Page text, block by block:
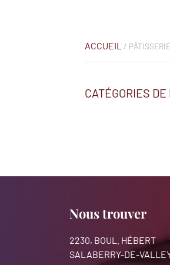
ACCUEIL /
CATÉGORIES
Nous trouver
2230, BOUL. HÉBERT
SALABERRY-DE-